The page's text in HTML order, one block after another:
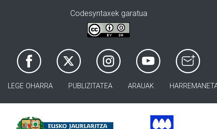
Codesyntaxek garatua
LEGE OHARRA PUBLIZITATEA ARAUAK